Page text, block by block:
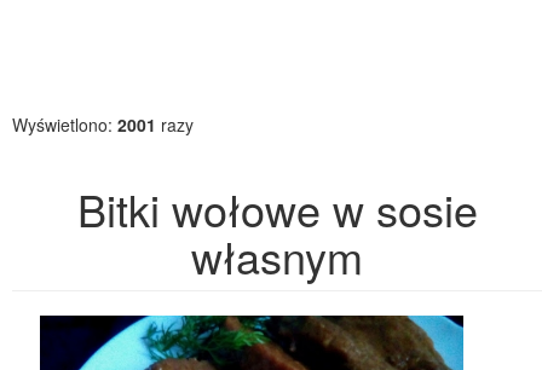
Wyświetlono: 2001 razy
Bitki wołowe w sosie
własnym